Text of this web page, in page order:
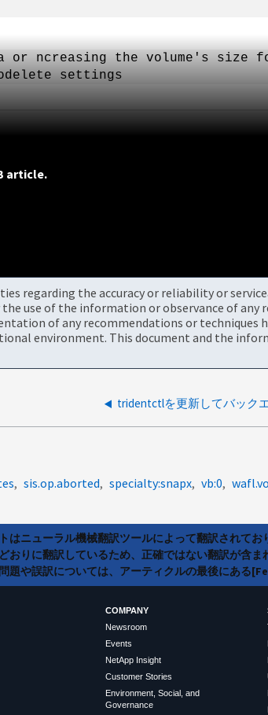
or ncreasing the volume's size
settings
article.
regarding the accuracy or reliability or
use of the information or observance of
of any recommendations or techniques
environment. This document and the
sis.op.aborted specialty:snapx vb:0
はニューラル機械翻訳ツールによって翻訳されて
おりに翻訳しているため、正確ではない翻訳が含
題や誤訳については、アーティクルの最後にある
COMPANY
Newsroom
Events
NetApp Insight
Customer Stories
Environment, Social, and
Governance